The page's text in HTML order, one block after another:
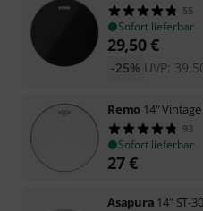
55
Sofort lieferbar
29,50€
UVP:
-25%
Remo 14"
93
Sofort lieferbar
27€
Asapura 14" ST-